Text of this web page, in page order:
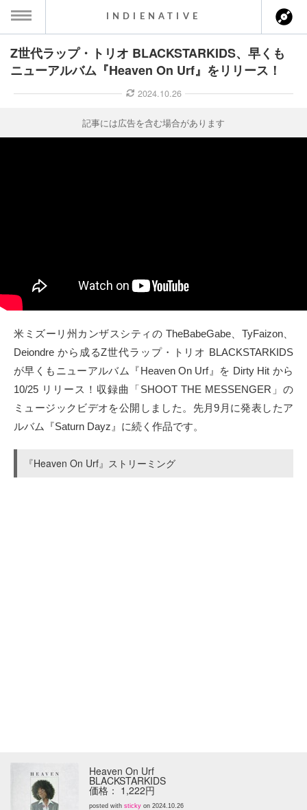
MENU
ト
クト
Twitter
Facebook
instagram
INDIENATIVE
Z世代ラップ・トリオ BLACKSTARKIDS、早くも
ニューアルバム『Heaven On Urf』をリリース！
2024.10.26
記事には広告を含む場合があります
米ミズーリ州カンザスシティの TheBabeGabe、TyFaizon、
Deiondre から成るZ世代ラップ・トリオ BLACKSTARKIDS
が早くもニューアルバム『Heaven On Urf』を Dirty Hit から
10/25 リリース！収録曲「SHOOT THE MESSENGER」の
ミュージックビデオを公開しました。先月9月に発表したア
ルバム『Saturn Dayz』に続く作品です。
『Heaven On Urf』ストリーミング
Heaven On Urf
BLACKSTARKIDS
価格： 1,222円
posted with sticky on 2024.10.26